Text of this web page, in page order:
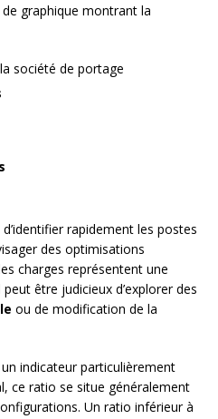
graphique montrant la
société de portage
rapidement les postes
des optimisations
charges représentent une
être judicieux d’explorer des
ou de modification de la
indicateur particulièrement
ce ratio se situe généralement
Un ratio inférieur à